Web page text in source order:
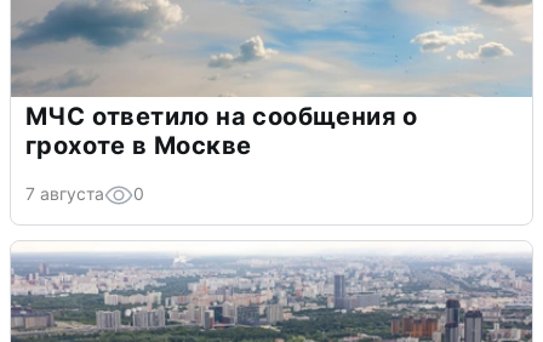
МЧС ответило на сообщения о
грохоте в Москве
7 августа 0